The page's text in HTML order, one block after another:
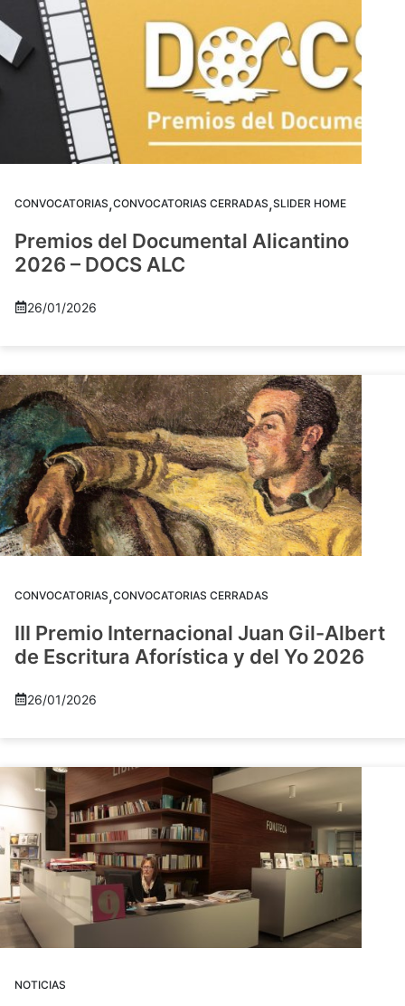
CONVOCATORIAS,CONVOCATORIAS CERRADAS,SLIDER HOME
Premios del Documental Alicantino
2026 – DOCS ALC
26/01/2026
CONVOCATORIAS,CONVOCATORIAS CERRADAS
III Premio Internacional Juan Gil-Albert
de Escritura Aforística y del Yo 2026
26/01/2026
NOTICIAS